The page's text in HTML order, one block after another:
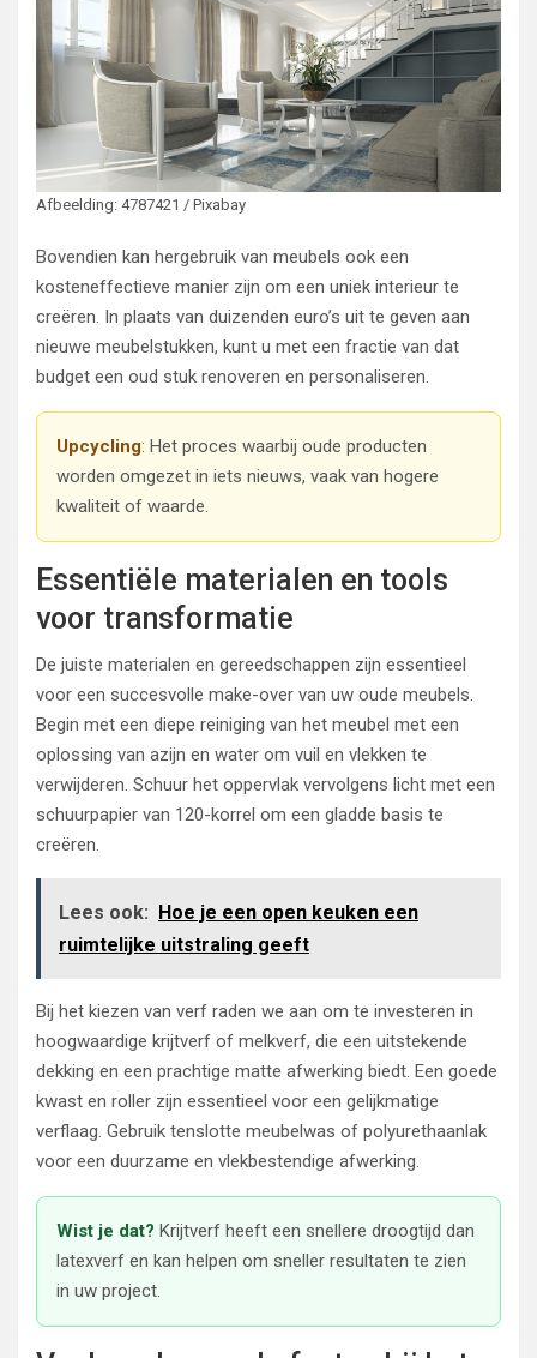
Afbeelding: 4787421 / Pixabay
Bovendien kan hergebruik van meubels ook een
kosteneffectieve manier zijn om een uniek interieur te
creëren. In plaats van duizenden euro’s uit te geven aan
nieuwe meubelstukken, kunt u met een fractie van dat
budget een oud stuk renoveren en personaliseren.
Upcycling: Het proces waarbij oude producten
worden omgezet in iets nieuws, vaak van hogere
kwaliteit of waarde.
Essentiële materialen en tools
voor transformatie
De juiste materialen en gereedschappen zijn essentieel
voor een succesvolle make-over van uw oude meubels.
Begin met een diepe reiniging van het meubel met een
oplossing van azijn en water om vuil en vlekken te
verwijderen. Schuur het oppervlak vervolgens licht met een
schuurpapier van 120-korrel om een gladde basis te
creëren.
Lees ook:
Hoe je een open keuken een
ruimtelijke uitstraling geeft
Bij het kiezen van verf raden we aan om te investeren in
hoogwaardige krijtverf of melkverf, die een uitstekende
dekking en een prachtige matte afwerking biedt. Een goede
kwast en roller zijn essentieel voor een gelijkmatige
verflaag. Gebruik tenslotte meubelwas of polyurethaanlak
voor een duurzame en vlekbestendige afwerking.
Wist je dat? Krijtverf heeft een snellere droogtijd dan
latexverf en kan helpen om sneller resultaten te zien
in uw project.